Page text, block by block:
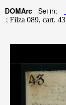
DOMArc Sei in:
; Filza 089, cart. 43